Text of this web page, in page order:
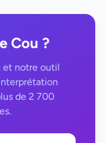
Cou ?
et notre outil
de 2 700